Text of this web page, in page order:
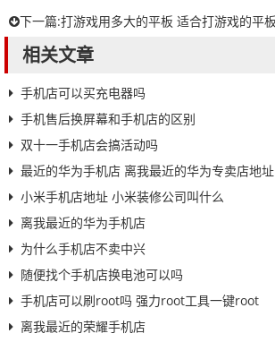
下一篇:打游戏用多大的平板 适合打游戏的平
相关文章
手机店可以买充电器吗
手机售后换屏幕和手机店的区别
双十一手机店会搞活动吗
最近的华为手机店 离我最近的华为专卖店地址
小米手机店地址 小米装修公司叫什么
离我最近的华为手机店
为什么手机店不卖中兴
随便找个手机店换电池可以吗
手机店可以刷root吗 强力root工具一键root
离我最近的荣耀手机店